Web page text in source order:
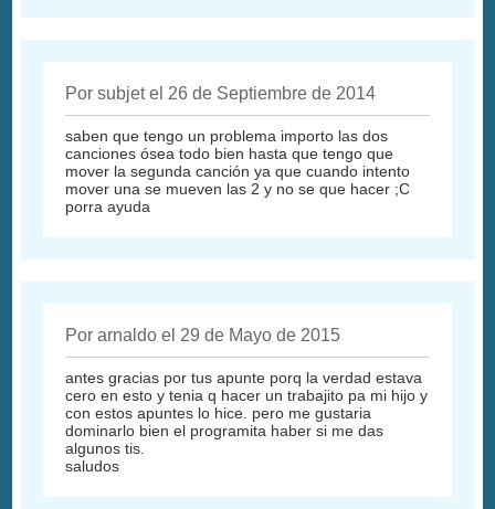
Por subjet el 26 de Septiembre de 2014
saben que tengo un problema importo las dos
canciones ósea todo bien hasta que tengo que
mover la segunda canción ya que cuando intento
mover una se mueven las 2 y no se que hacer ;C
porra ayuda
Por arnaldo el 29 de Mayo de 2015
antes gracias por tus apunte porq la verdad estava
cero en esto y tenia q hacer un trabajito pa mi hijo y
con estos apuntes lo hice. pero me gustaria
dominarlo bien el programita haber si me das
algunos tis.
saludos